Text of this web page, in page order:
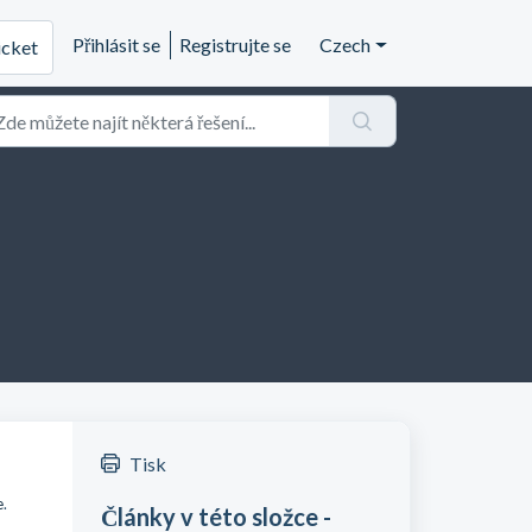
Přihlásit se Registrujte se Czech
.
Tisk
Články v této složce -